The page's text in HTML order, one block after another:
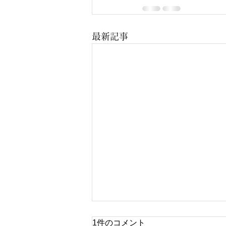
最新記事
8.5 Voice 館山にて
1件のコメント